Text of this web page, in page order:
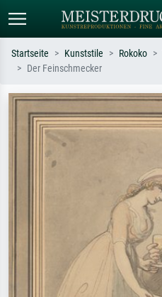
Suchen Sie nach Künstlern, Werktiteln
oder Stilen – z.B. Monet,
Sternennacht, Impressionismus, Welle
Hokusai, Akt.
Startseite Kunststile Rokoko
Der Feinschmecker